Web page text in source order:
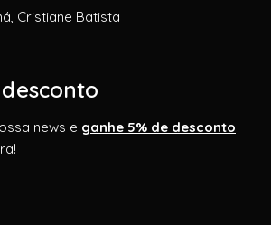
Cristiane Batista
news e ganhe 5% de desconto